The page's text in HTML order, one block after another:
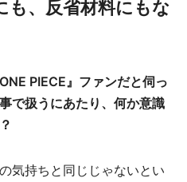
も、反省材料にもな
PIECE』ファンだと伺っ
で扱うにあたり、何か意識
気持ちと同じじゃないとい